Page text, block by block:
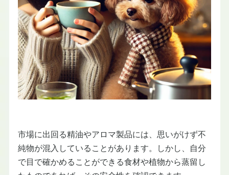
市場に出回る精油やアロマ製品には、思いがけず不
純物が混入していることがあります。しかし、自分
で目で確かめることができる食材や植物から蒸留し